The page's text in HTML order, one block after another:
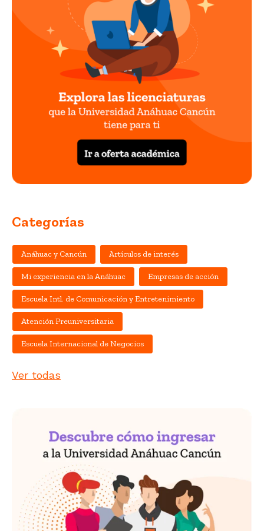
Categorías
Anáhuac y Cancún Artículos de interés
Mi experiencia en la Anáhuac Empresas de acción
Escuela Intl. de Comunicación y Entretenimiento
Atención Preuniversitaria
Escuela Internacional de Negocios
Ver todas